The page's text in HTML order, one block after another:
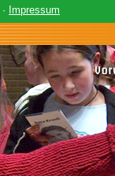
· Impressum